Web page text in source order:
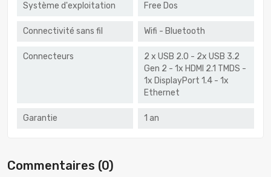
Système d'exploitation Free Dos
Connectivité sans fil Wifi - Bluetooth
Connecteurs
2 x USB 2.0 - 2x USB 3.2
Gen 2 - 1x HDMI 2.1 TMDS -
1x DisplayPort 1.4 - 1x
Ethernet
Garantie 1 an
Commentaires (0)